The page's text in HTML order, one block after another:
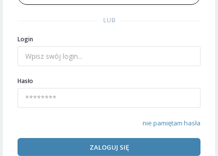
LUB
Login
Hasło
nie pamiętam hasła
ZALOGUJ SIĘ